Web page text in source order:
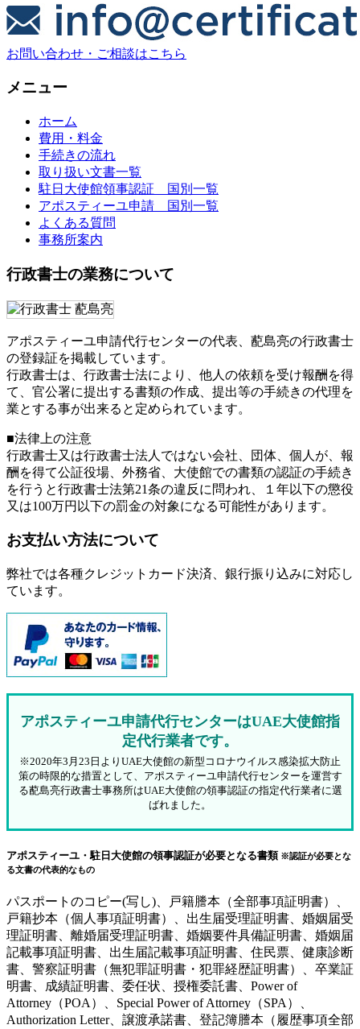
お問い合わせ・ご相談はこちら
メニュー
ホーム
費用・料金
手続きの流れ
取り扱い文書一覧
駐日大使館領事認証 国別一覧
アポスティーユ申請 国別一覧
よくある質問
事務所案内
行政書士の業務について
アポスティーユ申請代行センターの代表、蓜島亮の行政書士
の登録証を掲載しています。
行政書士は、行政書士法により、他人の依頼を受け報酬を得
て、官公署に提出する書類の作成、提出等の手続きの代理を
業とする事が出来ると定められています。
■法律上の注意
行政書士又は行政書士法人ではない会社、団体、個人が、報
酬を得て公証役場、外務省、大使館での書類の認証の手続き
を行うと行政書士法第21条の違反に問われ、
１年以下の懲役
又は100万円以下の罰金の対象になる可能性があります。
お支払い方法について
弊社では各種クレジットカード決済、銀行振り込みに対応し
ています。
アポスティーユ申請代行センターはUAE大使館指
定代行業者です。
※2020年3月23日よりUAE大使館の新型コロナウイルス感染拡大防止
策の時限的な措置として、アポスティーユ申請代行センターを運営す
る蓜島亮行政書士事務所はUAE大使館の領事認証の指定代行業者に選
ばれました。
アポスティーユ・駐日大使館の領事認証が必要となる書類 ※認証が必要とな
る文書の代表的なもの
パスポートのコピー(写し)、戸籍謄本（全部事項証明書）、
戸籍抄本（個人事項証明書）、出生届受理証明書、婚姻届受
理証明書、離婚届受理証明書、婚姻要件具備証明書、婚姻届
記載事項証明書、出生届記載事項証明書、住民票、健康診断
書、警察証明書（無犯罪証明書・犯罪経歴証明書）、卒業証
明書、成績証明書、委任状、授権委託書、Power of
Attorney（POA）、Special Power of Attorney（SPA）、
Authorization Letter、譲渡承諾書、登記簿謄本（履歴事項全部